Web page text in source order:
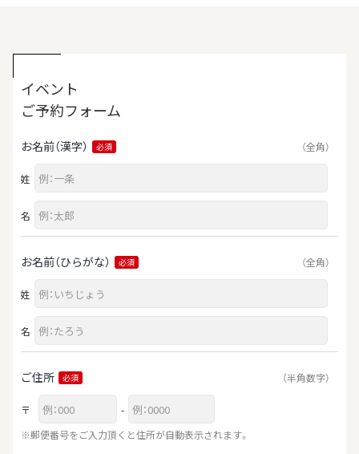
イベント
ご予約フォーム
お名前（漢字） 必須 （全角）
姓
名
お名前（ひらがな） 必須 （全角）
姓
名
ご住所 必須 （半角数字）
〒
-
※郵便番号をご入力頂くと住所が自動表示されます。